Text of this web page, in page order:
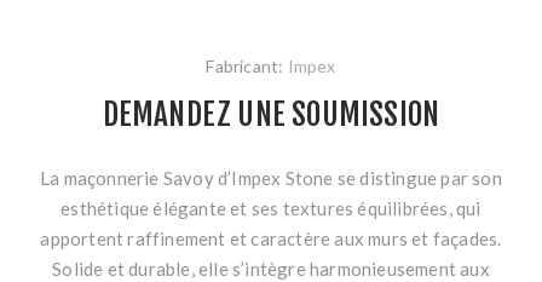
Fabricant: Impex
DEMANDEZ UNE SOUMISSION
La maçonnerie Savoy d’Impex Stone se distingue par son
esthétique élégante et ses textures équilibrées, qui
apportent raffinement et caractère aux murs et façades.
Solide et durable, elle s’intègre harmonieusement aux